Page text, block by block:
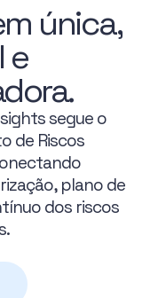
única,
e
segue o
de Riscos
plano de
dos riscos